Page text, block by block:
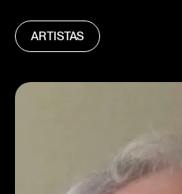
ARTISTAS